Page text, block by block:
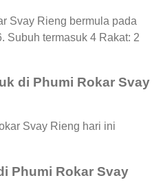
Svay Rieng bermula pada
Subuh termasuk 4 Rakat: 2
di Phumi Rokar Svay
Svay Rieng hari ini
Phumi Rokar Svay